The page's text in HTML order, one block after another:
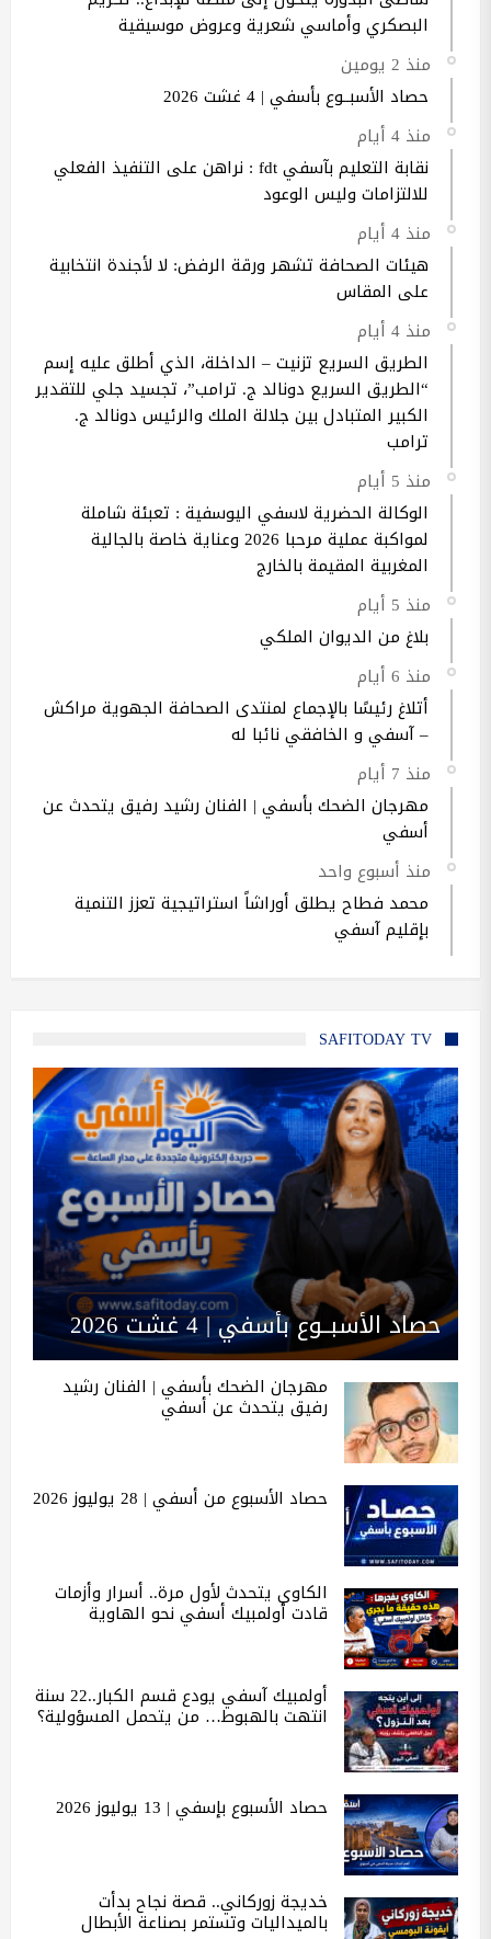
البصكري وأماسي شعرية وعروض موسيقية
منذ 2 يومين
حصاد الأسبــوع بأسفي | 4 غشت 2026
منذ 4 أيام
نقابة التعليم بآسفي fdt : نراهن على التنفيذ الفعلي
للالتزامات وليس الوعود
منذ 4 أيام
هيئات الصحافة تشهر ورقة الرفض: لا لأجندة انتخابية
على المقاس
منذ 4 أيام
الطريق السريع تزنيت – الداخلة، الذي أطلق عليه إسم
“الطريق السريع دونالد ج. ترامب”، تجسيد جلي للتقدير
الكبير المتبادل بين جلالة الملك والرئيس دونالد ج.
ترامب
منذ 5 أيام
الوكالة الحضرية لاسفي اليوسفية : تعبئة شاملة
لمواكبة عملية مرحبا 2026 وعناية خاصة بالجالية
المغربية المقيمة بالخارج
منذ 5 أيام
بلاغ من الديوان الملكي
منذ 6 أيام
أتلاغ رئيسًا بالإجماع لمنتدى الصحافة الجهوية مراكش
– آسفي و الخافقي نائبا له
منذ 7 أيام
مهرجان الضحك بأسفي | الفنان رشيد رفيق يتحدث عن
أسفي
منذ أسبوع واحد
محمد فطاح يطلق أوراشاً استراتيجية تعزز التنمية
بإقليم آسفي
SAFITODAY TV
حصاد الأسبــوع بأسفي | 4 غشت 2026
مهرجان الضحك بأسفي | الفنان رشيد
رفيق يتحدث عن أسفي
حصاد الأسبوع من أسفي | 28 يوليوز 2026
الكاوي يتحدث لأول مرة.. أسرار وأزمات
قادت أولمبيك أسفي نحو الهاوية
أولمبيك آسفي يودع قسم الكبار..22 سنة
انتهت بالهبوط… من يتحمل المسؤولية؟
حصاد الأسبوع بإسفي | 13 يوليوز 2026
خديجة زوركاني.. قصة نجاح بدأت
بالميداليات وتستمر بصناعة الأبطال